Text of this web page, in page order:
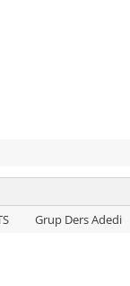
Grup Ders Adedi